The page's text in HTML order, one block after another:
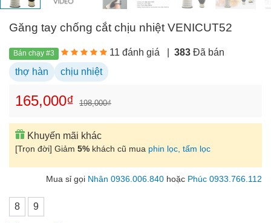
Găng tay chống cắt chịu nhiệt VENICUT52
Bán chạy #3 11 đánh giá |383 Đã bán
thợ hàn
chịu nhiệt
165,000₫ 198,000₫
Khuyến mãi khác
[Trọn đời] Giảm 5% khách cũ mua phin lọc, tấm lọc
Mua sỉ gọi Nhân 0936.006.840 hoặc Phúc 0933.766.112
8 9